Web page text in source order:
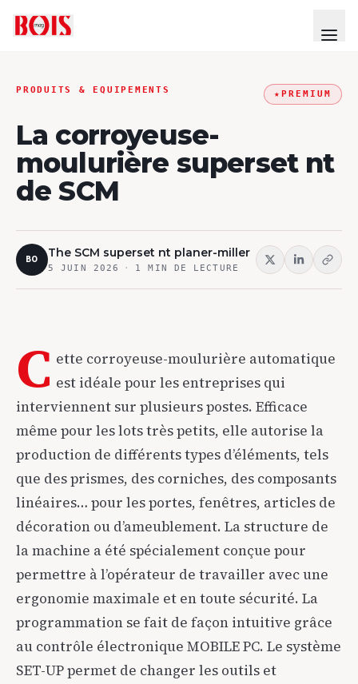
PRODUITS & EQUIPEMENTS ★PREMIUM
La corroyeuse-
moulurière superset nt
de SCM
BO The SCM superset nt planer-miller
5 JUIN 2026 · 1 MIN DE LECTURE
C ette corroyeuse-moulurière automatique
est idéale pour les entreprises qui
interviennent sur plusieurs postes. Efficace
même pour les lots très petits, elle autorise la
production de différents types d’éléments, tels
que des prismes, des corniches, des composants
linéaires… pour les portes, fenêtres, articles de
décoration ou d’ameublement. La structure de
la machine a été spécialement conçue pour
permettre à l’opérateur de travailler avec une
ergonomie maximale et en toute sécurité. La
programmation se fait de façon intuitive grâce
au contrôle électronique MOBILE PC. Le système
SET-UP permet de changer les outils et